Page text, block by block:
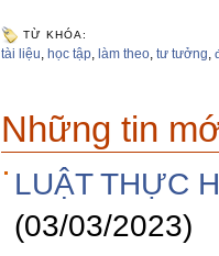
TỪ KHÓA:
tài liệu, học tập, làm theo, tư tưởng,
Những tin
LUẬT THỰC
(03/03/2023)